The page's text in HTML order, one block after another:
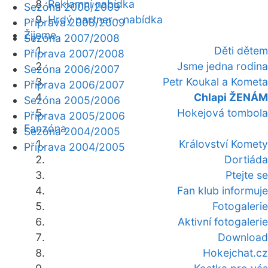
Reklamní nabídka
Hrdý partner - nabídka
Žijeme
Děti dětem
Jsme jedna rodina
Petr Koukal a Kometa
Chlapi ŽENÁM
Hokejová tombola
Fanzóna
Království Komety
Dortiáda
Ptejte se
Fan klub informuje
Fotogalerie
Aktivní fotogalerie
Download
Hokejchat.cz
Sezóna 2008/2009
Příprava 2008/2009
Sezóna 2007/2008
Příprava 2007/2008
Sezóna 2006/2007
Příprava 2006/2007
Sezóna 2005/2006
Příprava 2005/2006
Sezóna 2004/2005
Příprava 2004/2005